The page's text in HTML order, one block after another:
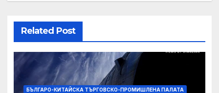
Related Post
БЪЛГАРО-КИТАЙСКА ТЪРГОВСКО-ПРОМИШЛЕНА ПАЛАТА